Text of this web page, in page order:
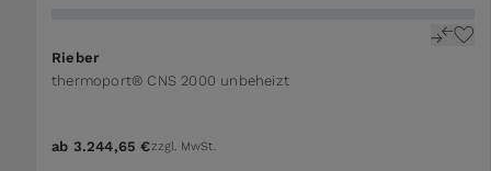
Rieber
thermoport® CNS 2000 unbeheizt
ab 3.244,65 €zzgl. MwSt.